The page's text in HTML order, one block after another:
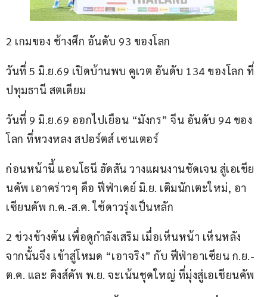
2 เกมของ ช้างศึก อันดับ 93 ของโลก
วันที่ 5 มิ.ย.69 เปิดบ้านพบ คูเวต อันดับ 134 ของโลก ที่
ปทุมธานี สตเดียม
วันที่ 9 มิ.ย.69 ออกไปเยือน “มังกร” จีน อันดับ 94 ของ
โลก ที่หวงหลง สปอร์ตส์ เซนเตอร์
ก่อนหน้านี้ แอนโธนี ฮัดสัน วางแผนงานชัดเจน สู่เอเชีย
นคัพ เอาคร่าวๆ คือ ฟีฟ่าเดย์ มิ.ย. เติมนักเตะใหม่, อา
เซียนคัพ ก.ค.-ส.ค. ใช้ดาวรุ่งเป็นหลัก
2 ช่วงข้างต้น เพื่อดูกำลังเสริม เมื่อเห็นหน้า เห็นหลัง
จากนั้นจึง เข้าสู่โหมด “เอาจริง” กับ ฟีฟ่าอาเซียน ก.ย.-
ต.ค. และ คิงส์คัพ พ.ย. จะเน้นชุดใหญ่ ที่มุ่งสู่เอเชียนคัพ